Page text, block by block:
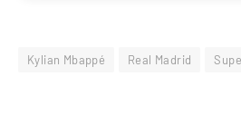
Kylian Mbappé Real Madrid